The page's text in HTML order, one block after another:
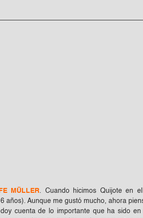
MÜLLER . Cuando hicimos Quijote en
años). Aunque me gustó mucho, ahora
cuenta de lo importante que ha sido